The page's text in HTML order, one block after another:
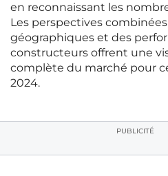
en reconnaissant les
Les perspectives
géographiques et des
constructeurs offrent une
complète du marché pour
2024.
PUBLICITÉ